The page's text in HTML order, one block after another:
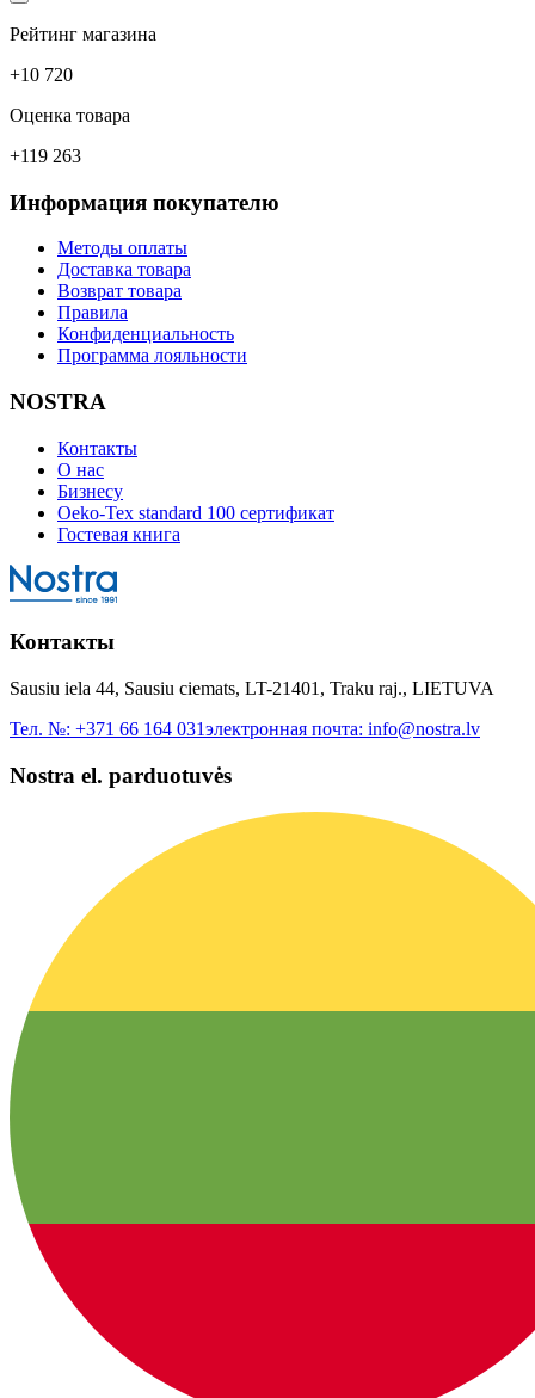
Рейтинг магазина
+10 720
Оценка товара
+119 263
Информация покупателю
Методы оплаты
Доставка товара
Возврат товара
Правила
Конфиденциальность
Программа лояльности
NOSTRA
Контакты
О нас
Бизнесу
Oeko-Tex standard 100 сертификат
Гостевая книга
Контакты
Sausiu iela 44, Sausiu ciemats, LT-21401, Traku raj., LIETUVA
Тел. №: +371 66 164 031электронная почта: info@nostra.lv
Nostra el. parduotuvės